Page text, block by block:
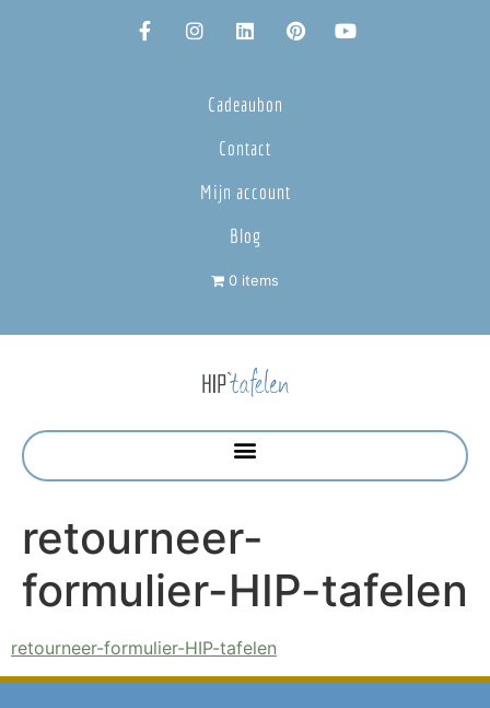
Cadeaubon
Contact
Mijn account
Blog
0 items
retourneer-
formulier-HIP-tafelen
retourneer-formulier-HIP-tafelen